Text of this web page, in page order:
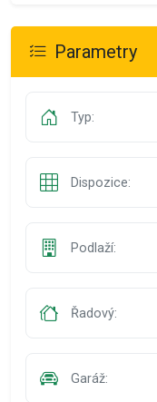
Parametry
Typ:
Dispozice:
Podlaží:
Řadový:
Garáž: